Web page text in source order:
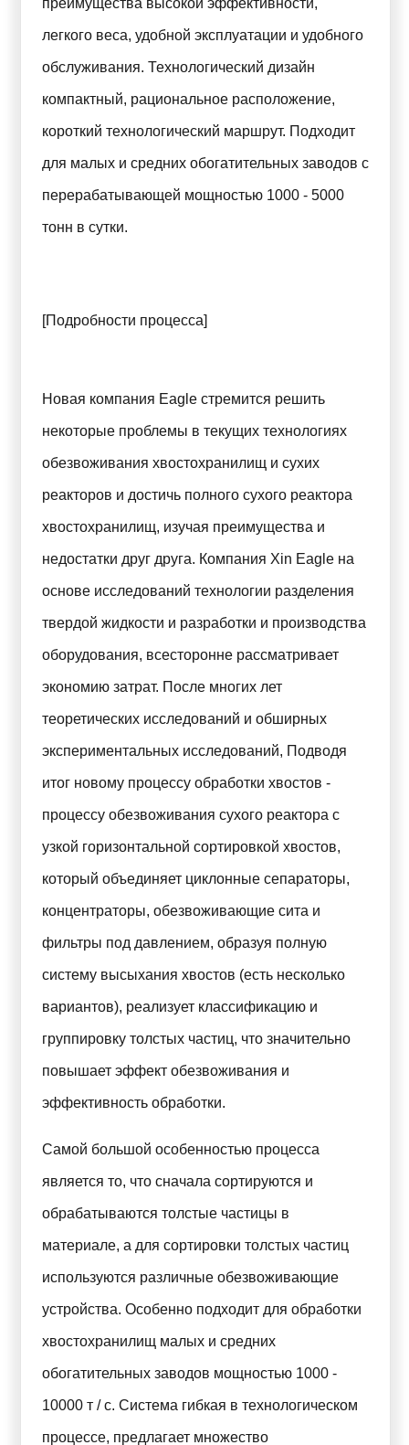
легкого веса, удобной эксплуатации и удобного
обслуживания. Технологический дизайн
компактный, рациональное расположение,
короткий технологический маршрут. Подходит
для малых и средних обогатительных заводов с
перерабатывающей мощностью 1000 - 5000
тонн в сутки.
[Подробности процесса]
Новая компания Eagle стремится решить
некоторые проблемы в текущих технологиях
обезвоживания хвостохранилищ и сухих
реакторов и достичь полного сухого реактора
хвостохранилищ, изучая преимущества и
недостатки друг друга. Компания Xin Eagle на
основе исследований технологии разделения
твердой жидкости и разработки и производства
оборудования, всесторонне рассматривает
экономию затрат. После многих лет
теоретических исследований и обширных
экспериментальных исследований, Подводя
итог новому процессу обработки хвостов -
процессу обезвоживания сухого реактора с
узкой горизонтальной сортировкой хвостов,
который объединяет циклонные сепараторы,
концентраторы, обезвоживающие сита и
фильтры под давлением, образуя полную
систему высыхания хвостов (есть несколько
вариантов), реализует классификацию и
группировку толстых частиц, что значительно
повышает эффект обезвоживания и
эффективность обработки.
Самой большой особенностью процесса
является то, что сначала сортируются и
обрабатываются толстые частицы в
материале, а для сортировки толстых частиц
используются различные обезвоживающие
устройства. Особенно подходит для обработки
хвостохранилищ малых и средних
обогатительных заводов мощностью 1000 -
10000 т / с. Система гибкая в технологическом
процессе, предлагает множество